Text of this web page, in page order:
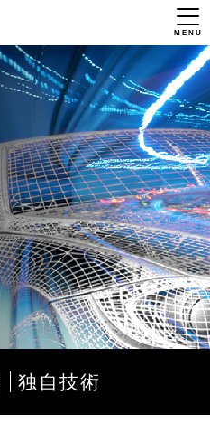
独自技術